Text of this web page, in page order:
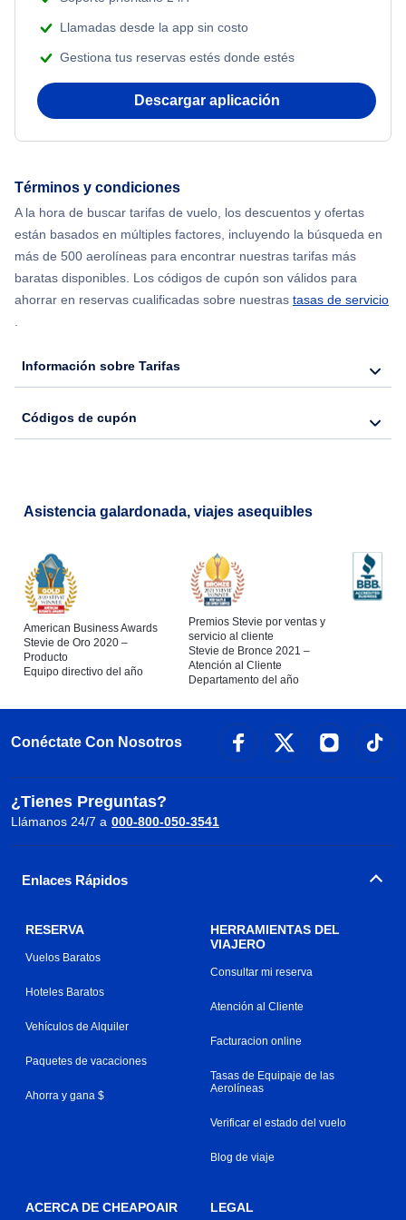
Flights from Shanghai to Nueva York
Flights from Nueva York to Hong Kong
Flights from Nueva York to Lisboa
Llamadas desde la app sin costo
Gestiona tus reservas estés donde estés
Descargar aplicación
Términos y condiciones
A la hora de buscar tarifas de vuelo, los descuentos y ofertas
están basados en múltiples factores, incluyendo la búsqueda en
más de 500 aerolíneas para encontrar nuestras tarifas más
baratas disponibles. Los códigos de cupón son válidos para
ahorrar en reservas cualificadas sobre nuestras tasas de servicio
Información sobre Tarifas
Códigos de cupón
Asistencia galardonada, viajes asequibles
American Business Awards
Stevie de Oro 2020 –
Producto
Equipo directivo del año
Premios Stevie por ventas y
servicio al cliente
Stevie de Bronce 2021 –
Atención al Cliente
Departamento del año
Conéctate Con Nosotros
¿Tienes Preguntas?
Llámanos 24/7 a 000-800-050-3541
Enlaces Rápidos
RESERVA
Vuelos Baratos
Hoteles Baratos
Vehículos de Alquiler
Paquetes de vacaciones
Ahorra y gana $
HERRAMIENTAS DEL
VIAJERO
Consultar mi reserva
Atención al Cliente
Facturacion online
Tasas de Equipaje de las
Aerolíneas
Verificar el estado del vuelo
Blog de viaje
ACERCA DE CHEAPOAIR LEGAL